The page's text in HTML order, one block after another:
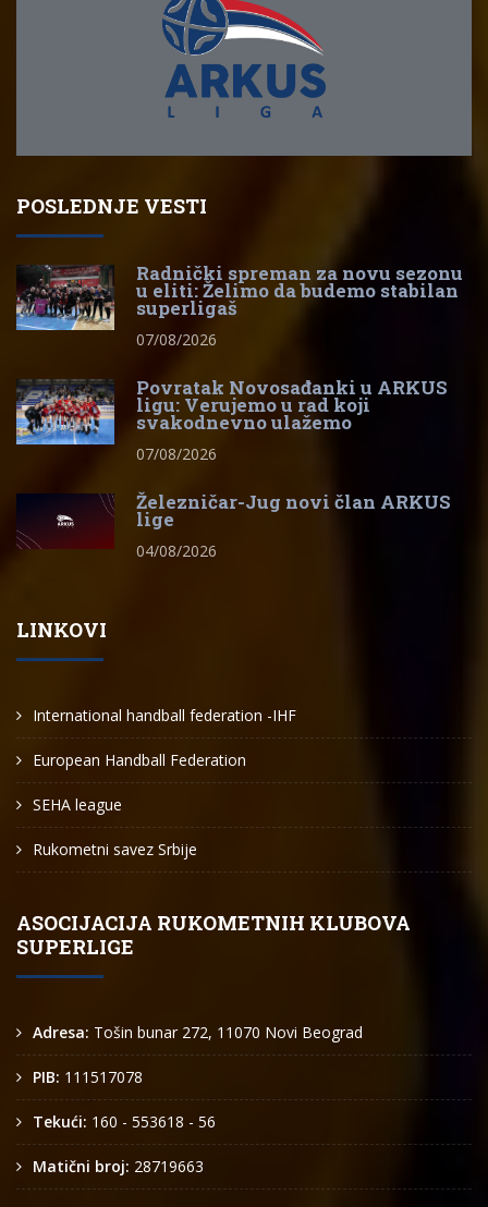
POSLEDNJE VESTI
Radnički spreman za novu sezonu
u eliti: Želimo da budemo stabilan
superligaš
07/08/2026
Povratak Novosađanki u ARKUS
ligu: Verujemo u rad koji
svakodnevno ulažemo
07/08/2026
Železničar-Jug novi član ARKUS
lige
04/08/2026
LINKOVI
International handball federation -IHF
European Handball Federation
SEHA league
Rukometni savez Srbije
ASOCIJACIJA RUKOMETNIH KLUBOVA
SUPERLIGE
Adresa: Tošin bunar 272, 11070 Novi Beograd
PIB: 111517078
Tekući: 160 - 553618 - 56
Matični broj: 28719663